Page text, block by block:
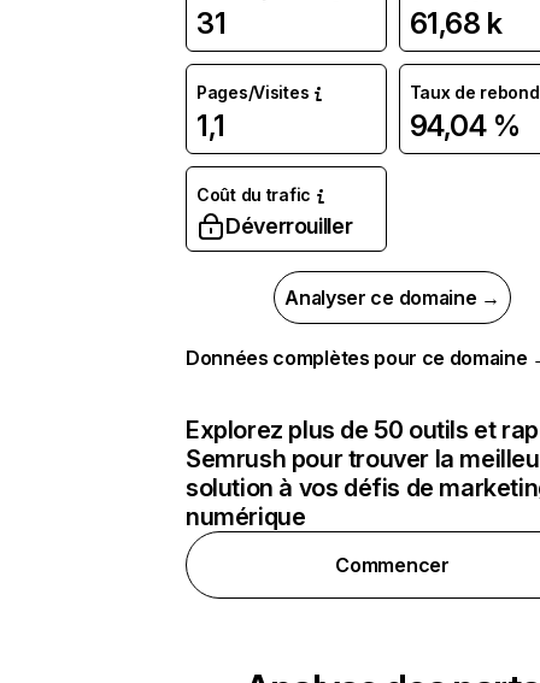
31 61,68 k
Pages/Visites
1,1
Taux de rebond
94,04 %
Coût du trafic
Déverrouiller
Analyser ce domaine →
Données complètes pour ce domaine
Explorez plus de 50 outils et
Semrush pour trouver la
solution à vos défis de
numérique
Commencer